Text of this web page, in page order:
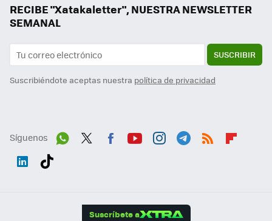
RECIBE "Xatakaletter", NUESTRA NEWSLETTER
SEMANAL
SUSCRIBIR
Suscribiéndote aceptas nuestra política de privacidad
Síguenos
Suscríbete a